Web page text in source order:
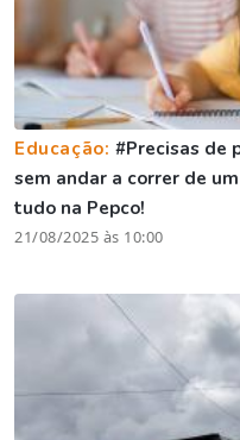
Educação:#Precisas de
sem andar a correr de
tudo na Pepco!
21/08/2025 às 10:00